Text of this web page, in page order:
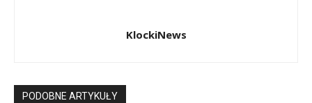
KlockiNews
PODOBNE ARTYKUŁY